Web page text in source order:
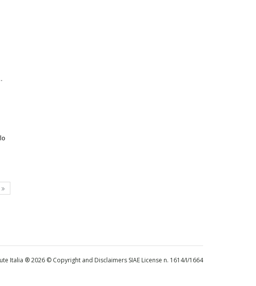
Italia ® 2026 © Copyright and Disclaimers SIAE License n. 1614/I/1664